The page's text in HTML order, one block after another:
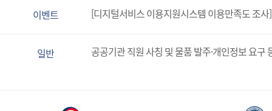
이벤트 [디지털서비스 이용지원시스템 이용만족도 조
일반 공공기관 직원 사칭 및 물품 발주·개인정보 요구